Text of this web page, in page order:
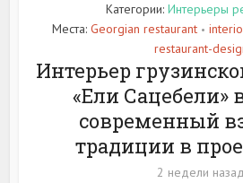
Категории: Интерьеры
Места: Georgian restaurant •
restaurant-
Интерьер
«Ели Сацебели»
современный
традиции в
2 недели назад